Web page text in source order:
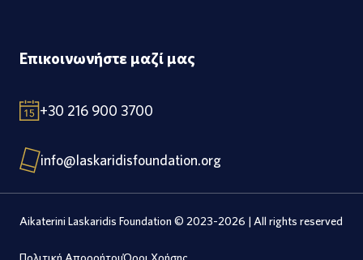
Επικοινωνήστε μαζί μας
+30 216 900 3700
info@laskaridisfoundation.org
Aikaterini Laskaridis Foundation © 2023-2026 | All rights reserved